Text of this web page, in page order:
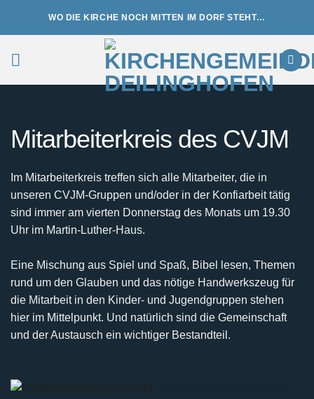
WO DIE KIRCHE NOCH MITTEN IM DORF STEHT…
Mitarbeiterkreis des CVJM
Im Mitarbeiterkreis treffen sich alle Mitarbeiter, die in
unseren CVJM-Gruppen und/oder in der Konfiarbeit tätig
sind immer am vierten Donnerstag des Monats um 19.30
Uhr im Martin-Luther-Haus.
Eine Mischung aus Spiel und Spaß, Bibel lesen, Themen
rund um den Glauben und das nötige Handwerkszeug für
die Mitarbeit in den Kinder- und Jugendgruppen stehen
hier im Mittelpunkt. Und natürlich sind die Gemeinschaft
und der Austausch ein wichtiger Bestandteil.